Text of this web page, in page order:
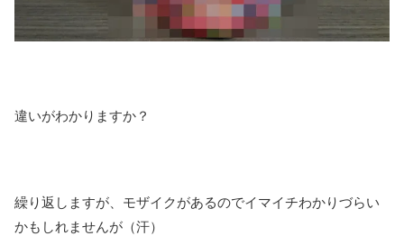
違いがわかりますか？
繰り返しますが、モザイクがあるのでイマイチわかりづらい
かもしれませんが（汗）